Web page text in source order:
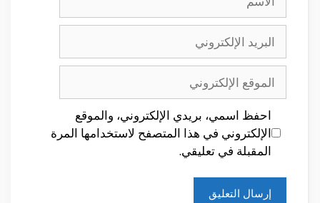
الإلكتروني
الإلكتروني
احفظ اسمي، بريدي الإلكتروني، والموقع
الإلكتروني في هذا المتصفح لاستخدامها المرة
المقبلة في تعليقي.